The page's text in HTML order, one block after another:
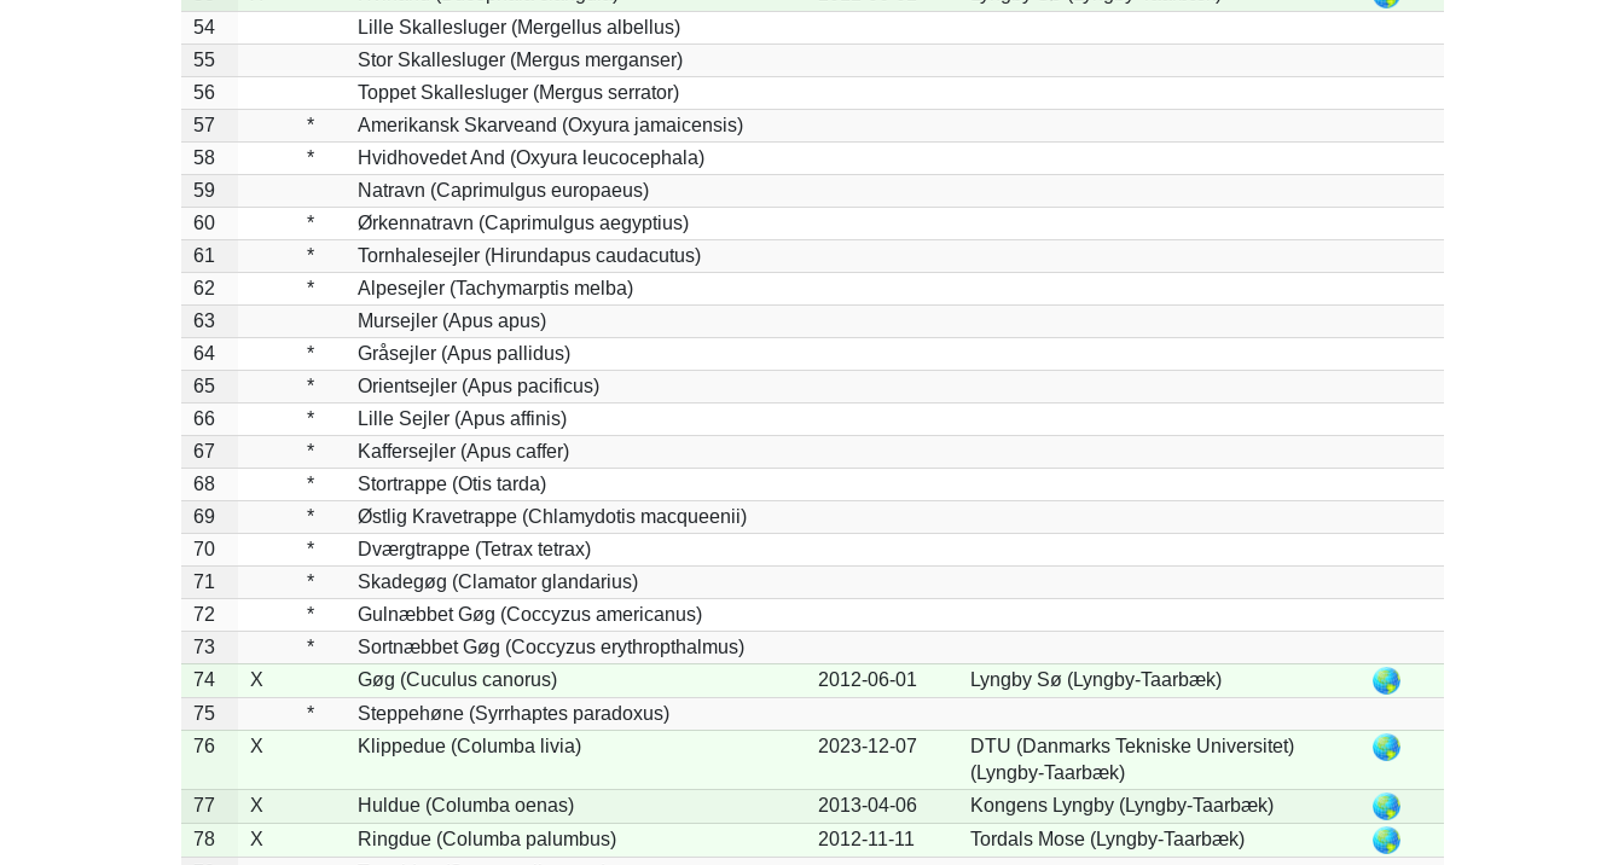
54
Lille Skallesluger (Mergellus albellus)
55
Stor Skallesluger (Mergus merganser)
56
Toppet Skallesluger (Mergus serrator)
57
*
Amerikansk Skarveand (Oxyura jamaicensis)
58
*
Hvidhovedet And (Oxyura leucocephala)
59
Natravn (Caprimulgus europaeus)
60
*
Ørkennatravn (Caprimulgus aegyptius)
61
*
Tornhalesejler (Hirundapus caudacutus)
62
*
Alpesejler (Tachymarptis melba)
63
Mursejler (Apus apus)
64
*
Gråsejler (Apus pallidus)
65
*
Orientsejler (Apus pacificus)
66
*
Lille Sejler (Apus affinis)
67
*
Kaffersejler (Apus caffer)
68
*
Stortrappe (Otis tarda)
69
*
Østlig Kravetrappe (Chlamydotis macqueenii)
70
*
Dværgtrappe (Tetrax tetrax)
71
*
Skadegøg (Clamator glandarius)
72
*
Gulnæbbet Gøg (Coccyzus americanus)
73
*
Sortnæbbet Gøg (Coccyzus erythropthalmus)
74
X Gøg (Cuculus canorus) 2012-06-01
Lyngby Sø (Lyngby-Taarbæk)
75
*
Steppehøne (Syrrhaptes paradoxus)
76
X Klippedue (Columba livia) 2023-12-07
DTU (Danmarks Tekniske Universitet)
(Lyngby-Taarbæk)
77
X Huldue (Columba oenas) 2013-04-06
Kongens Lyngby (Lyngby-Taarbæk)
78
X Ringdue (Columba palumbus) 2012-11-11
Tordals Mose (Lyngby-Taarbæk)